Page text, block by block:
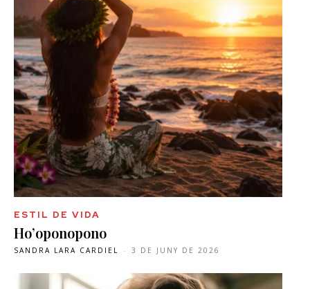
ESTIL DE VIDA
Ho’oponopono
SANDRA LARA CARDIEL - 3 DE JUNY DE 2026